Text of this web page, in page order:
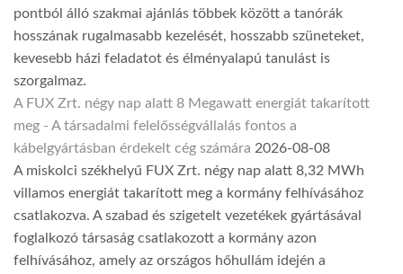
pontból álló szakmai ajánlás többek között a tanórák
hosszának rugalmasabb kezelését, hosszabb szüneteket,
kevesebb házi feladatot és élményalapú tanulást is
szorgalmaz.
A FUX Zrt. négy nap alatt 8 Megawatt energiát takarított
meg - A társadalmi felelősségvállalás fontos a
kábelgyártásban érdekelt cég számára 2026-08-08
A miskolci székhelyű FUX Zrt. négy nap alatt 8,32 MWh
villamos energiát takarított meg a kormány felhívásához
csatlakozva. A szabad és szigetelt vezetékek gyártásával
foglalkozó társaság csatlakozott a kormány azon
felhívásához, amely az országos hőhullám idején a